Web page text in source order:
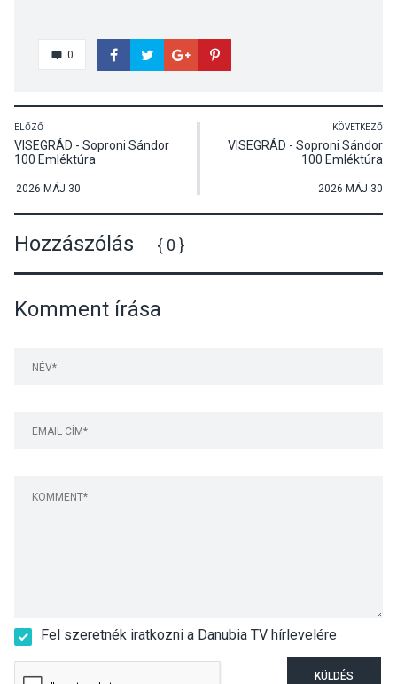
0
ELŐZŐ
VISEGRÁD - Soproni Sándor
100 Emléktúra
2026 MÁJ 30
KÖVETKEZŐ
VISEGRÁD - Soproni Sándor
100 Emléktúra
2026 MÁJ 30
Hozzászólás { 0 }
Komment írása
Fel szeretnék iratkozni a Danubia TV hírlevelére
KÜLDÉS